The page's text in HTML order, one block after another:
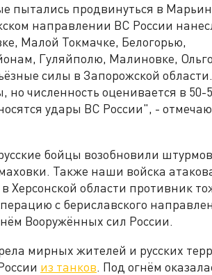
пытались продвинуться в
направлении ВС России
Малой Токмачке, Белогорью,
Гуляйполю, Малиновке,
силы в Запорожской
численность оценивается в 50-
удары ВС России", -
бойцы возобновили
Также наши войска
Херсонской области противник
с бериславского
Вооружённых сил России.
мирных жителей и русских
из танков. Под огнём